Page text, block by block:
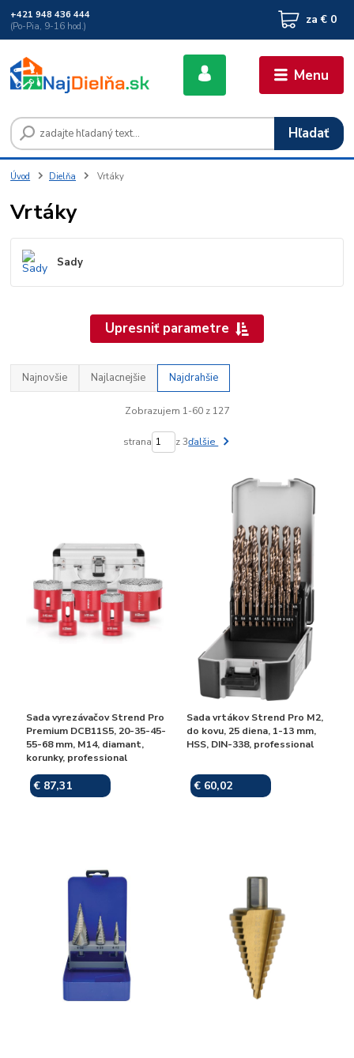
Menu
Hľadať
+421 948 436 444
(Po-Pia, 9-16 hod.)
za € 0
Úvod Dielňa Vrtáky
Vrtáky
Sady
Upresniť parametre
Najnovšie Najlacnejšie Najdrahšie
Zobrazujem 1-60 z 127
strana z 3ďalšie
Sada vyrezávačov Strend Pro
Premium DCB11S5, 20-35-45-
55-68 mm, M14, diamant,
korunky, professional
€ 87,31
Sada vrtákov Strend Pro M2,
do kovu, 25 diena, 1-13 mm,
HSS, DIN-338, professional
€ 60,02